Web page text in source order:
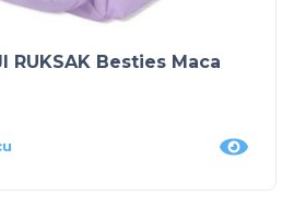
RUKSAK Besties Maca